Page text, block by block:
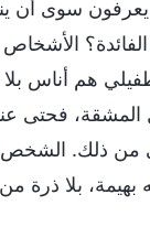
سوى أن
الفائدة؟
هم أناس
المشقة، فحتى
من ذلك. الشخص
بلا ذرة من